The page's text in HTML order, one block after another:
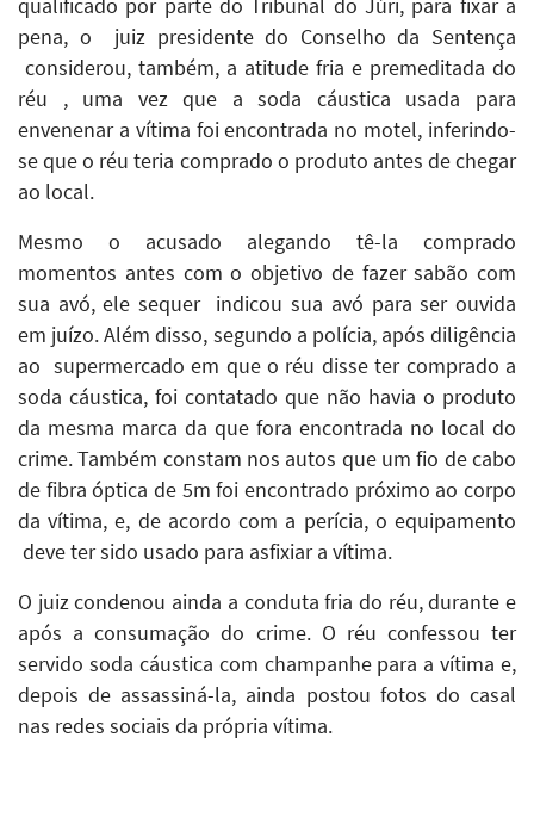
qualificado por parte do Tribunal do Júri, para fixar a
pena, o juiz presidente do Conselho da Sentença
considerou, também, a atitude fria e premeditada do
réu , uma vez que a soda cáustica usada para
envenenar a vítima foi encontrada no motel, inferindo-
se que o réu teria comprado o produto antes de chegar
ao local.
Mesmo o acusado alegando tê-la comprado
momentos antes com o objetivo de fazer sabão com
sua avó, ele sequer indicou sua avó para ser ouvida
em juízo. Além disso, segundo a polícia, após diligência
ao supermercado em que o réu disse ter comprado a
soda cáustica, foi contatado que não havia o produto
da mesma marca da que fora encontrada no local do
crime. Também constam nos autos que um fio de cabo
de fibra óptica de 5m foi encontrado próximo ao corpo
da vítima, e, de acordo com a perícia, o equipamento
deve ter sido usado para asfixiar a vítima.
O juiz condenou ainda a conduta fria do réu, durante e
após a consumação do crime. O réu confessou ter
servido soda cáustica com champanhe para a vítima e,
depois de assassiná-la, ainda postou fotos do casal
nas redes sociais da própria vítima.